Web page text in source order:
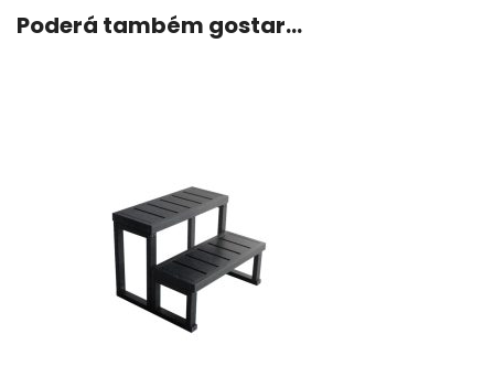
Poderá também gostar…